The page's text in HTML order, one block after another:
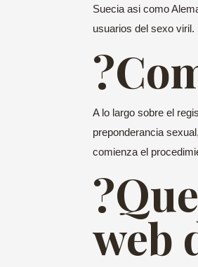
Suecia asi­ como
usuarios del sexo
A lo largo sobre el
preponderancia
comienza el
web